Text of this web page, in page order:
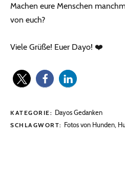
Machen eure Menschen
von euch?
Viele Grüße! Euer Dayo! ❤️
KATEGORIE: Dayos Gedanken
SCHLAGWORT: Fotos von Hunden,